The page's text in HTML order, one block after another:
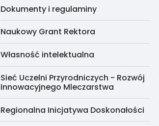
Dokumenty i regulaminy
Naukowy Grant Rektora
Własność intelektualna
Sieć Uczelni Przyrodniczych - Rozwój
Innowacyjnego Mleczarstwa
Regionalna Inicjatywa Doskonałości